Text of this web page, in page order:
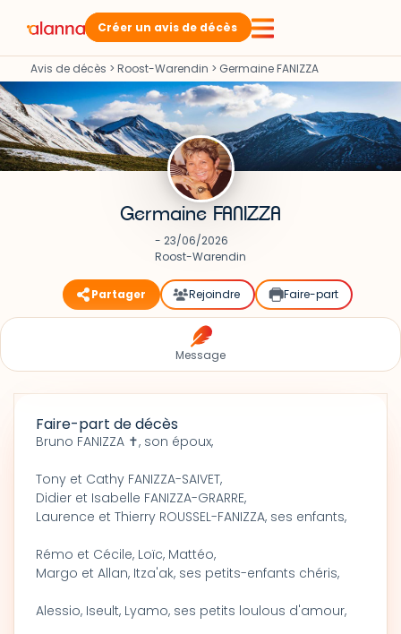
Créer un avis de décès
Avis de décès > Roost-Warendin > Germaine FANIZZA
Germaine FANIZZA
- 23/06/2026
Roost-Warendin
Partager Rejoindre Faire-part
Message
Faire-part de décès
Bruno FANIZZA ✝, son époux,
Tony et Cathy FANIZZA-SAIVET,
Didier et Isabelle FANIZZA-GRARRE,
Laurence et Thierry ROUSSEL-FANIZZA, ses enfants,
Rémo et Cécile, Loïc, Mattéo,
Margo et Allan, Itza'ak, ses petits-enfants chéris,
Alessio, Iseult, Lyamo, ses petits loulous d'amour,